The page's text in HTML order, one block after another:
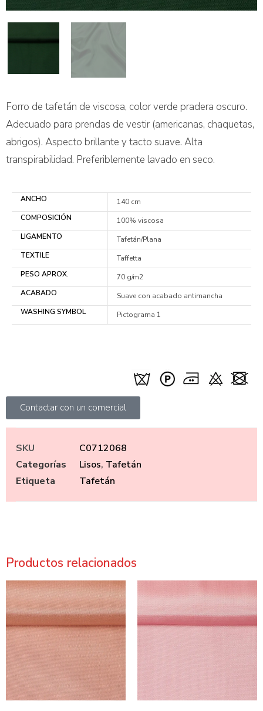
Forro de tafetán de viscosa, color verde pradera oscuro.
Adecuado para prendas de vestir (americanas, chaquetas,
abrigos). Aspecto brillante y tacto suave. Alta
transpirabilidad. Preferiblemente lavado en seco.
ANCHO
140 cm
COMPOSICIÓN
100% viscosa
LIGAMENTO
Tafetán/Plana
TEXTILE
Taffetta
PESO APROX.
70 g/m2
ACABADO
Suave con acabado antimancha
WASHING SYMBOL
Pictograma 1
Contactar con un comercial
SKU
C0712068
Categorías
Lisos, Tafetán
Etiqueta
Tafetán
Productos relacionados